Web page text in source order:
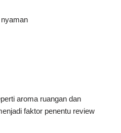
aroma ruangan dan
faktor penentu review